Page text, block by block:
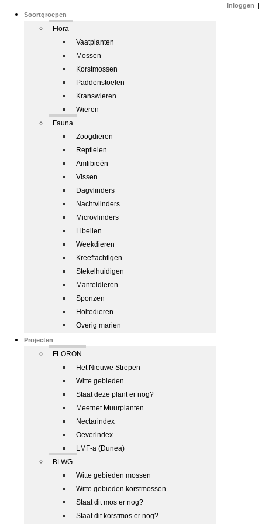
Soortgroepen
Flora
Vaatplanten
Mossen
Korstmossen
Paddenstoelen
Kranswieren
Wieren
Fauna
Zoogdieren
Reptielen
Amfibieën
Vissen
Dagvlinders
Nachtvlinders
Microvlinders
Libellen
Weekdieren
Kreeftachtigen
Stekelhuidigen
Manteldieren
Sponzen
Holtedieren
Overig marien
Projecten
FLORON
Het Nieuwe Strepen
Witte gebieden
Staat deze plant er nog?
Meetnet Muurplanten
Nectarindex
Oeverindex
LMF-a (Dunea)
BLWG
Witte gebieden mossen
Witte gebieden korstmossen
Staat dit mos er nog?
Staat dit korstmos er nog?
Inloggen |